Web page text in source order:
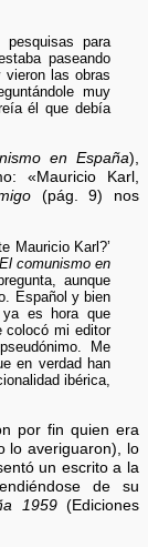
pesquisas para
paseando
vieron las obras
muy
él que debía
en España),
«Mauricio Karl,
(pág. 9) nos
Mauricio Karl?’
El comunismo en
aunque
Español y bien
es hora que
colocó mi editor
Me
en verdad han
ibérica,
por fin quien era
lo averiguaron), lo
un escrito a la
de su
1959(Ediciones